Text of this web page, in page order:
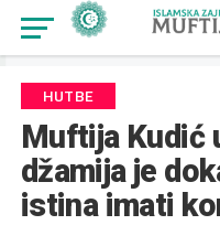
HUTBE
Muftija Kudić
džamija je
istina imati